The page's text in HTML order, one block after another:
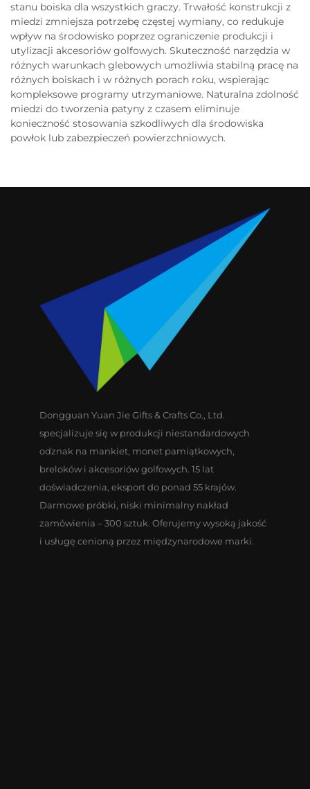
stanu boiska dla wszystkich graczy. Trwałość konstrukcji z
miedzi zmniejsza potrzebę częstej wymiany, co redukuje
wpływ na środowisko poprzez ograniczenie produkcji i
utylizacji akcesoriów golfowych. Skuteczność narzędzia w
różnych warunkach glebowych umożliwia stabilną pracę na
różnych boiskach i w różnych porach roku, wspierając
kompleksowe programy utrzymaniowe. Naturalna zdolność
miedzi do tworzenia patyny z czasem eliminuje
konieczność stosowania szkodliwych dla środowiska
powłok lub zabezpieczeń powierzchniowych.
Dongguan Yuan Jie Gifts & Crafts Co., Ltd.
specjalizuje się w produkcji niestandardowych
odznak na mankiet, monet pamiątkowych,
breloków i akcesoriów golfowych. 15 lat
doświadczenia, eksport do ponad 55 krajów.
Darmowe próbki, niski minimalny nakład
zamówienia – 300 sztuk. Oferujemy wysoką jakość
i usługę cenioną przez międzynarodowe marki.